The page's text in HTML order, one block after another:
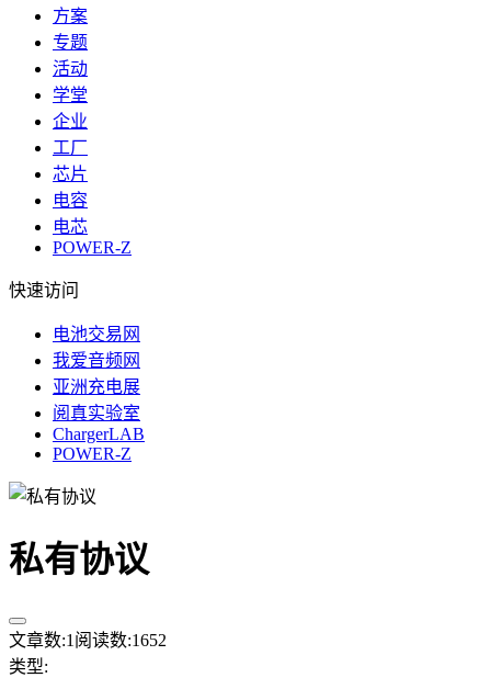
方案
专题
活动
学堂
企业
工厂
芯片
电容
电芯
POWER-Z
快速访问
电池交易网
我爱音频网
亚洲充电展
阅真实验室
ChargerLAB
POWER-Z
私有协议
文章数:1 阅读数:1652
类型: